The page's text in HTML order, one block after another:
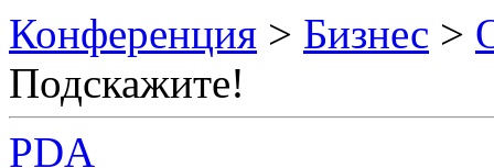
Конференция > Бизнес >
Подскажите!
PDA